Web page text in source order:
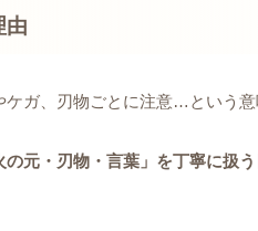
由
ケガ、刃物ごとに注意…という
元・刃物・言葉」を丁寧に扱う